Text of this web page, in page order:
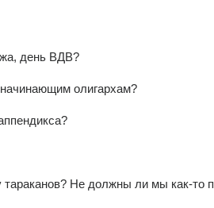
день ВДВ?
олигархам?
тараканов? Не должны ли мы как-то